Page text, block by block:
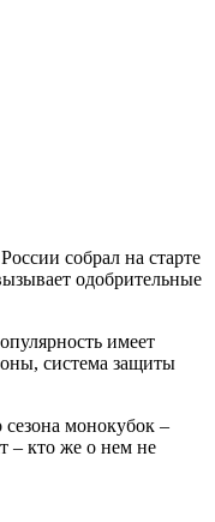
собрал на старте
одобрительные
имеет
система защиты
монокубок –
– кто же о нем не